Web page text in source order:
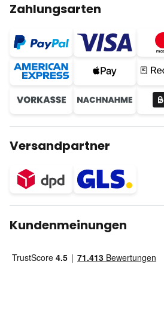
Zahlungsarten
Versandpartner
Kundenmeinungen